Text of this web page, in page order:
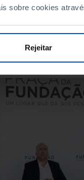
sobre cookies
Rejeitar
—